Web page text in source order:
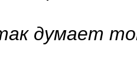
думает